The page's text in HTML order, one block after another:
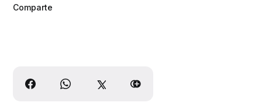
Comparte